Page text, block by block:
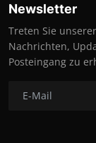
Newsletter
Treten Sie
Nachrichten,
Posteingang zu